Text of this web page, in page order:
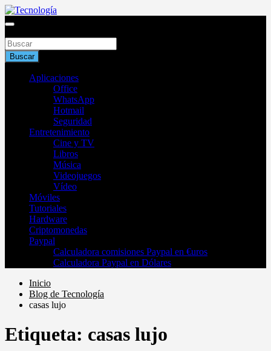
Saltar
al
Tecnología
Buscar
Aplicaciones
Office
WhatsApp
Hotmail
Seguridad
Entretenimiento
Cine y TV
Libros
Música
Videojuegos
Vídeo
Móviles
Tutoriales
Hardware
Criptomonedas
Paypal
Calculadora comisiones Paypal en €uros
Calculadora Paypal en Dólares
Inicio
Blog de Tecnología
casas lujo
Etiqueta: casas lujo